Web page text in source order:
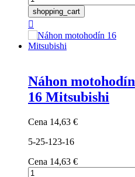
shopping_cart

Náhon motohodín
16 Mitsubishi
Cena 14,63 €
5-25-123-16
Cena 14,63 €